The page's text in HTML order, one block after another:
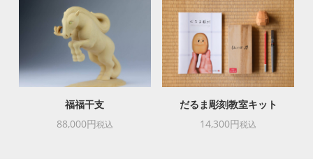
福福干支
88,000円税込
だるま彫刻教室キット
14,300円税込